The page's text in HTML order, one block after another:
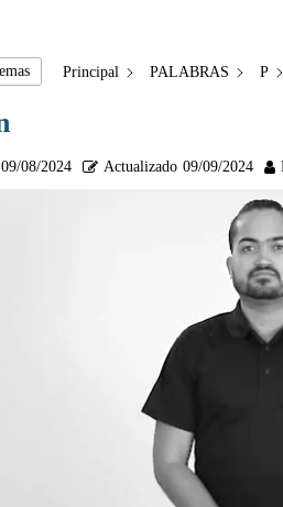
Principal PALABRAS P
09/08/2024 Actualizado 09/09/2024